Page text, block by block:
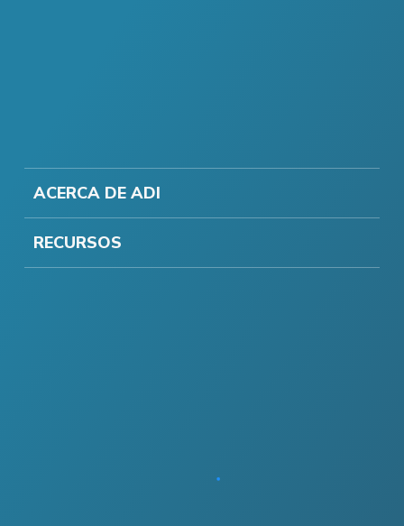
ACERCA DE ADI
RECURSOS